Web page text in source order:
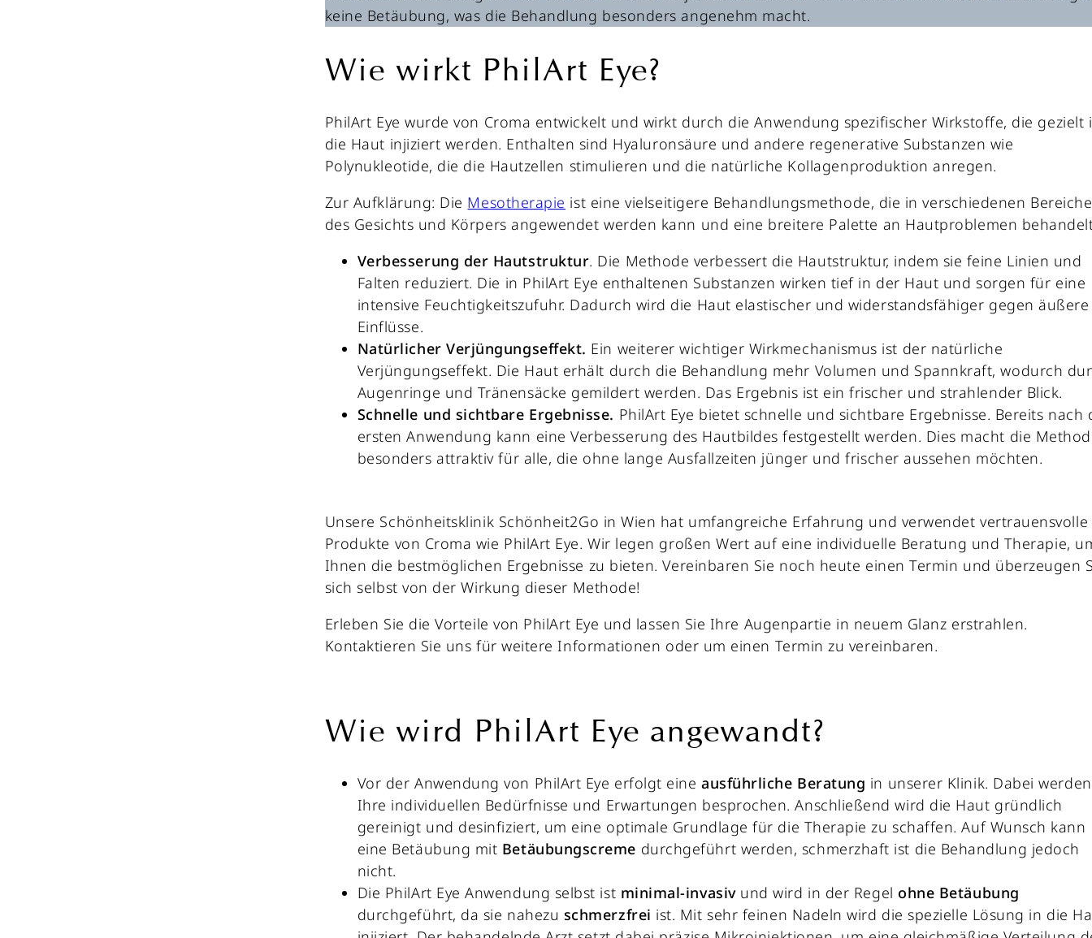
keine Betäubung, was die Behandlung besonders angenehm macht.
Wie wirkt PhilArt Eye?
PhilArt Eye wurde von Croma entwickelt und wirkt durch die Anwendung spezifischer Wirkstoffe, die gezielt
die Haut injiziert werden. Enthalten sind Hyaluronsäure und andere regenerative Substanzen wie
Polynukleotide, die die Hautzellen stimulieren und die natürliche Kollagenproduktion anregen.
Zur Aufklärung: Die Mesotherapie ist eine vielseitigere Behandlungsmethode, die in verschiedenen
des Gesichts und Körpers angewendet werden kann und eine breitere Palette an Hautproblemen
Verbesserung der Hautstruktur. Die Methode verbessert die Hautstruktur, indem sie feine Linien und
Falten reduziert. Die in PhilArt Eye enthaltenen Substanzen wirken tief in der Haut und sorgen für eine
intensive Feuchtigkeitszufuhr. Dadurch wird die Haut elastischer und widerstandsfähiger gegen äußere
Einflüsse.
Natürlicher Verjüngungseffekt. Ein weiterer wichtiger Wirkmechanismus ist der natürliche
Verjüngungseffekt. Die Haut erhält durch die Behandlung mehr Volumen und Spannkraft, wodurch
Augenringe und Tränensäcke gemildert werden. Das Ergebnis ist ein frischer und strahlender Blick.
Schnelle und sichtbare Ergebnisse. PhilArt Eye bietet schnelle und sichtbare Ergebnisse. Bereits nach
ersten Anwendung kann eine Verbesserung des Hautbildes festgestellt werden. Dies macht die
besonders attraktiv für alle, die ohne lange Ausfallzeiten jünger und frischer aussehen möchten.
Unsere Schönheitsklinik Schönheit2Go in Wien hat umfangreiche Erfahrung und verwendet vertrauensvolle
Produkte von Croma wie PhilArt Eye. Wir legen großen Wert auf eine individuelle Beratung und Therapie,
Ihnen die bestmöglichen Ergebnisse zu bieten. Vereinbaren Sie noch heute einen Termin und überzeugen
sich selbst von der Wirkung dieser Methode!
Erleben Sie die Vorteile von PhilArt Eye und lassen Sie Ihre Augenpartie in neuem Glanz erstrahlen.
Kontaktieren Sie uns für weitere Informationen oder um einen Termin zu vereinbaren.
Wie wird PhilArt Eye angewandt?
Vor der Anwendung von PhilArt Eye erfolgt eineausführliche Beratung in unserer Klinik. Dabei werden
Ihre individuellen Bedürfnisse und Erwartungen besprochen. Anschließend wird die Haut gründlich
gereinigt und desinfiziert, um eine optimale Grundlage für die Therapie zu schaffen. Auf Wunsch kann
eine Betäubung mit Betäubungscreme durchgeführt werden, schmerzhaft ist die Behandlung jedoch
nicht.
Die PhilArt Eye Anwendung selbst ist minimal-invasiv und wird in der Regel ohne Betäubung
durchgeführt, da sie nahezu schmerzfrei ist. Mit sehr feinen Nadeln wird die spezielle Lösung in die